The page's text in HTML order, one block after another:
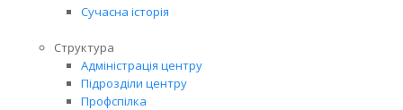
Сучасна історія
Структура
Адміністрація центру
Підрозділи центру
Профспілка